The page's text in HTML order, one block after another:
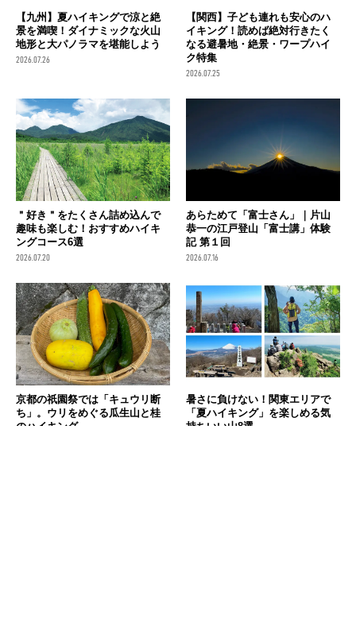
【九州】夏ハイキングで涼と絶
景を満喫！ダイナミックな火山
地形と大パノラマを堪能しよう
2026.07.26
【関西】子ども連れも安心のハ
イキング！読めば絶対行きたく
なる避暑地・絶景・ワープハイ
ク特集
2026.07.25
＂好き＂をたくさん詰め込んで
趣味も楽しむ！おすすめハイキ
ングコース6選
2026.07.20
あらためて「富士さん」｜片山
恭一の江戸登山「富士講」体験
記 第１回
2026.07.16
京都の祇園祭では「キュウリ断
ち」。ウリをめぐる瓜生山と桂
のハイキング
暑さに負けない！関東エリアで
「夏ハイキング」を楽しめる気
持ちいい山8選